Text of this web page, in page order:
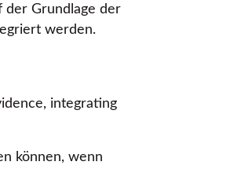
der Grundlage der
werden.
integrating
können, wenn